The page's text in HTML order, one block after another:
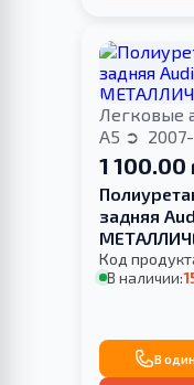
Легковые
A5
1 100.00
задняя
Код
В наличии:
В